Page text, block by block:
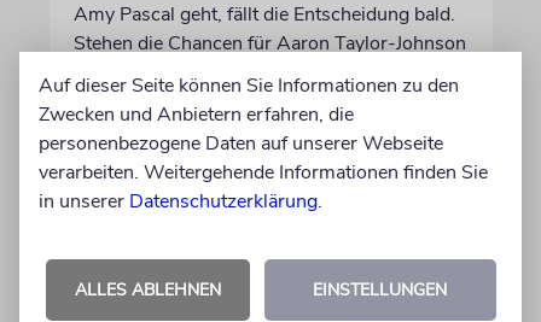
Amy Pascal geht, fällt die Entscheidung bald.
Stehen die Chancen für Aaron Taylor-Johnson
weiterhin gut?
06.08.2026
Auf dieser Seite können Sie Informationen zu den
Zwecken und Anbietern erfahren, die
personenbezogene Daten auf unserer Webseite
verarbeiten. Weitergehende Informationen finden Sie
in unserer Datenschutzerklärung.
ALLES ABLEHNEN EINSTELLUNGEN